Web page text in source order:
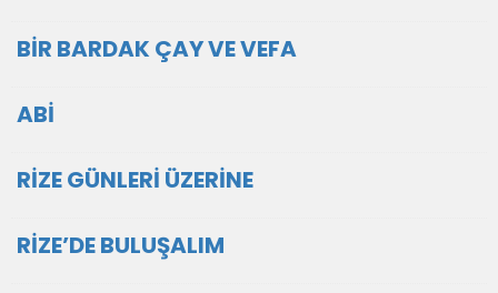
BİR BARDAK ÇAY VE VEFA
ABİ
RİZE GÜNLERİ ÜZERİNE
RİZE’DE BULUŞALIM